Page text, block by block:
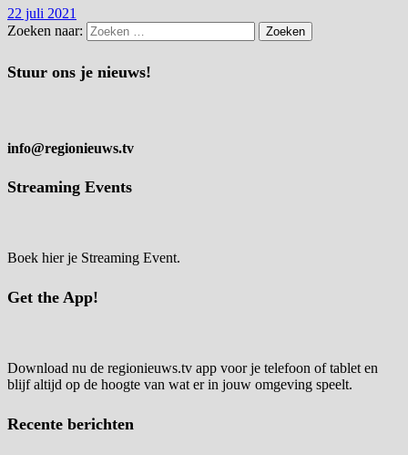
22 juli 2021
Zoeken naar:
Stuur ons je nieuws!
info@regionieuws.tv
Streaming Events
Boek hier je Streaming Event.
Get the App!
Download nu de regionieuws.tv app voor je telefoon of tablet en
blijf altijd op de hoogte van wat er in jouw omgeving speelt.
Recente berichten